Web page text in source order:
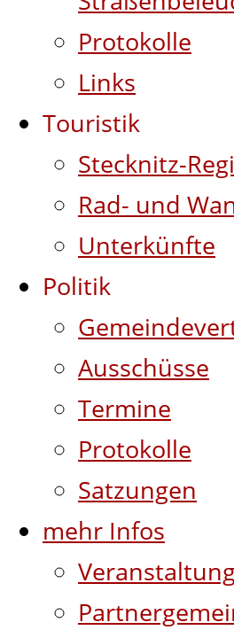
Protokolle
Links
Touristik
Stecknitz-
Rad- und
Unterkünfte
Politik
Ausschüsse
Termine
Protokolle
Satzungen
mehr Infos